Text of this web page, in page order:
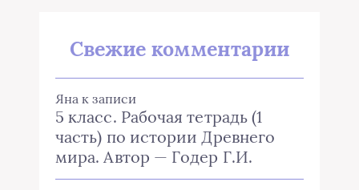
Свежие комментарии
Яна к записи
5 класс. Рабочая тетрадь (1
часть) по истории Древнего
мира. Автор — Годер Г.И.